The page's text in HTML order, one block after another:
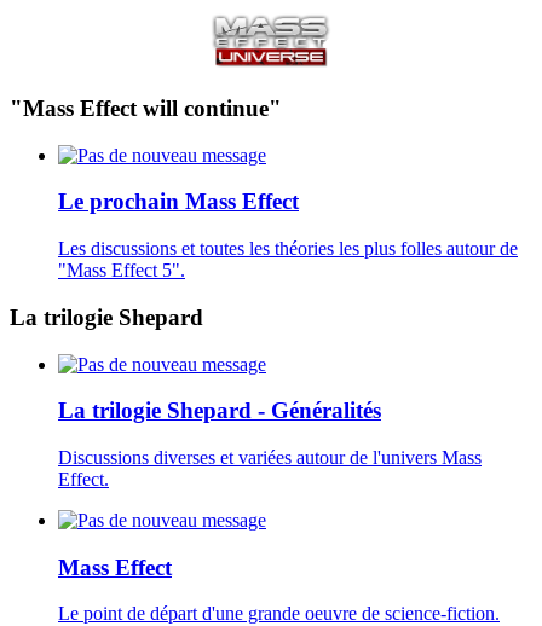
"Mass Effect will continue"
Le prochain Mass Effect
Les discussions et toutes les théories les plus folles autour de
"Mass Effect 5".
La trilogie Shepard
La trilogie Shepard - Généralités
Discussions diverses et variées autour de l'univers Mass
Effect.
Mass Effect
Le point de départ d'une grande oeuvre de science-fiction.